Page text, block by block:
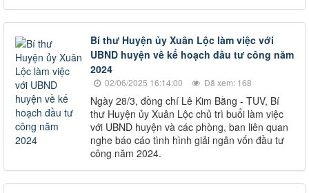
Bí thư Huyện ủy Xuân Lộc làm việc với
UBND huyện về kế hoạch đầu tư công năm
2024
02/06/2025 16:14:00 Đã xem: 168
Ngày 28/3, đồng chí Lê Kim Bằng - TUV, Bí
thư Huyện ủy Xuân Lộc chủ trì buổi làm việc
với UBND huyện và các phòng, ban liên quan
nghe báo cáo tình hình giải ngân vốn đầu tư
công năm 2024.